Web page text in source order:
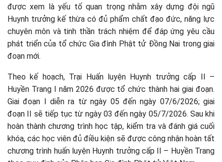
được xem là yếu tố quan trọng nhằm xây dựng đội ngũ
Huynh trưởng kế thừa có đủ phẩm chất đạo đức, năng lực
chuyên môn và tinh thần trách nhiệm để đáp ứng yêu cầu
phát triển của tổ chức Gia đình Phật tử Đồng Nai trong giai
đoạn mới.
Theo kế hoạch, Trại Huấn luyện Huynh trưởng cấp II –
Huyền Trang I năm 2026 được tổ chức thành hai giai đoạn.
Giai đoạn I diễn ra từ ngày 05 đến ngày 07/6/2026; giai
đoạn II sẽ tiếp tục từ ngày 03 đến ngày 05/7/2026. Sau khi
hoàn thành chương trình học tập, kiểm tra và đánh giá cuối
khóa, các học viên đủ điều kiện sẽ được công nhận hoàn tất
chương trình huấn luyện Huynh trưởng cấp II – Huyền Trang